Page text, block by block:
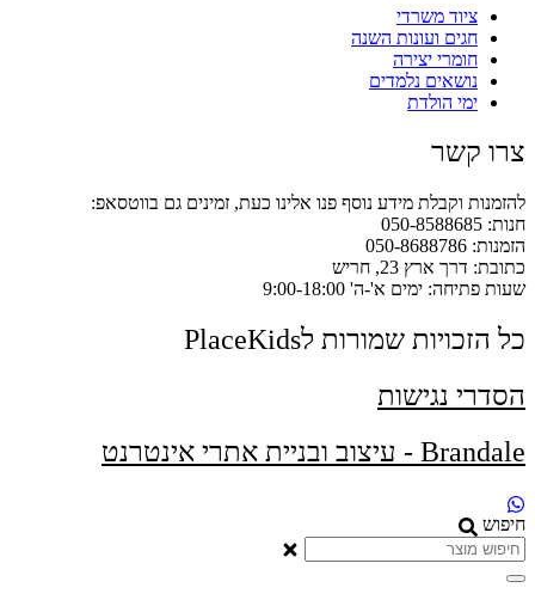
ציוד משרדי
חגים ועונות השנה
חומרי יצירה
נושאים נלמדים
ימי הולדת
צרו קשר
להזמנות וקבלת מידע נוסף פנו אלינו כעת, זמינים גם בווטסאפ:
חנות: 050-8588685
הזמנות: 050-8688786
כתובת: דרך ארץ 23, חריש
שעות פתיחה: ימים א'-ה' 9:00-18:00
כל הזכויות שמורות לPlaceKids
הסדרי נגישות
Brandale - עיצוב ובניית אתרי אינטרנט
חיפוש